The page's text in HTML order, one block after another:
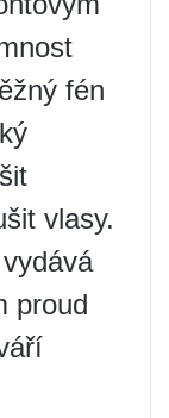
fén
vlasy.
proud